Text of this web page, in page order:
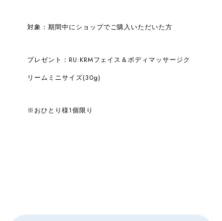
対象：期間中にショップでご購入いただいた方
プレゼント：RU:KRMフェイス＆ボディマッサージク
リームミニサイズ(30g)
※おひとり様1個限り